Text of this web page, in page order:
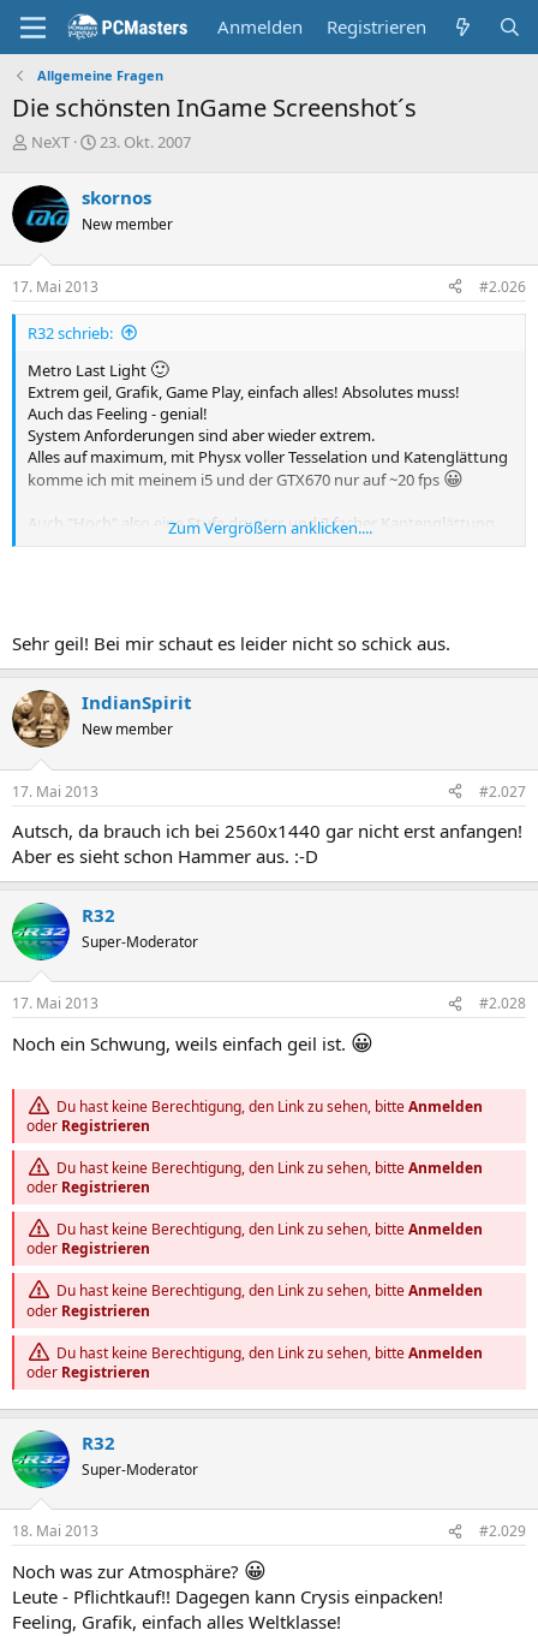
Anmelden Registrieren
Allgemeine Fragen
Die schönsten InGame Screenshot´s
E
s
t
e
l
l
e
r
NeXT
E
t
e
l
a
m
23. Okt. 2007
skornos
New member
17. Mai 2013 #2.026
R32 schrieb:
Metro Last Light 🙂
Extrem geil, Grafik, Game Play, einfach alles! Absolutes muss!
Auch das Feeling - genial!
System Anforderungen sind aber wieder extrem.
Alles auf maximum, mit Physx voller Tesselation und Katenglättung
komme ich mit meinem i5 und der GTX670 nur auf ~20 fps 😀
Auch "Hoch" also eine Stufe drunter, und 2 facher Kantenglättung
läuft es dann aber mit 40-50fps🙂
Du hast keine Berechtigung, den Link zu sehen, bitte
oder
Registrieren
Du hast keine Berechtigung, den Link zu sehen, bitteAnmelden
oder
Registrieren
Du hast keine Berechtigung, den Link zu sehen, bitte
oder
Registrieren
Zum Vergrößern anklicken....
Sehr geil! Bei mir schaut es leider nicht so schick aus.
IndianSpirit
New member
17. Mai 2013 #2.027
Autsch, da brauch ich bei 2560x1440 gar nicht erst anfangen!
Aber es sieht schon Hammer aus. :-D
R32
Super-Moderator
17. Mai 2013 #2.028
Noch ein Schwung, weils einfach geil ist. 😀
Du hast keine Berechtigung, den Link zu sehen, bitteAnmelden
oder Registrieren
Du hast keine Berechtigung, den Link zu sehen, bitteAnmelden
oder Registrieren
Du hast keine Berechtigung, den Link zu sehen, bitteAnmelden
oder Registrieren
Du hast keine Berechtigung, den Link zu sehen, bitteAnmelden
oder Registrieren
Du hast keine Berechtigung, den Link zu sehen, bitteAnmelden
oder Registrieren
R32
Super-Moderator
18. Mai 2013 #2.029
Noch was zur Atmosphäre? 😀
Leute - Pflichtkauf!! Dagegen kann Crysis einpacken!
Feeling, Grafik, einfach alles Weltklasse!